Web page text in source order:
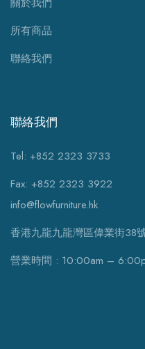
所有商品
聯絡我們
聯絡我們
Tel: +852 2323 3733
Fax: +852 2323 3922
info@flowfurniture.hk
香港九龍九龍灣區偉業街38
營業時間 : 10:00am –